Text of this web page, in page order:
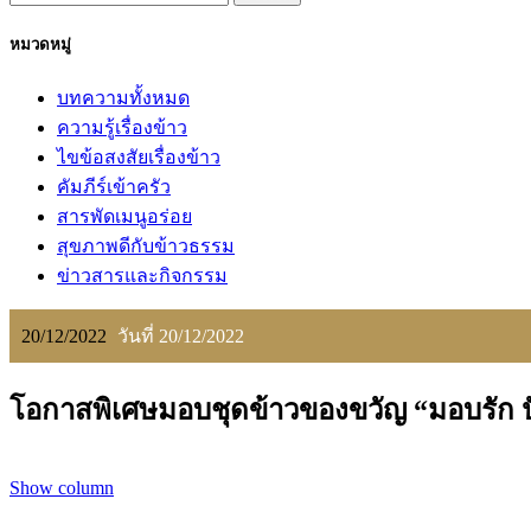
หมวดหมู่
บทความทั้งหมด
ความรู้เรื่องข้าว
ไขข้อสงสัยเรื่องข้าว
คัมภีร์เข้าครัว
สารพัดเมนูอร่อย
สุขภาพดีกับข้าวธรรม
ข่าวสารและกิจกรรม
20/12/2022 วันที่ 20/12/2022
โอกาสพิเศษมอบชุดข้าวของขวัญ “มอบรัก
Show column